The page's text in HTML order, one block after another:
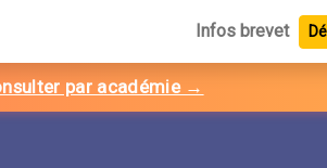
Infos brevet
par académie →